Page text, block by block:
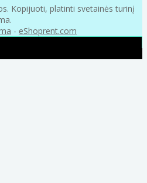
Kopijuoti, platinti svetainės turinį
- eShoprent.com